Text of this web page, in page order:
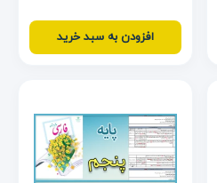
افزودن به سبد خرید